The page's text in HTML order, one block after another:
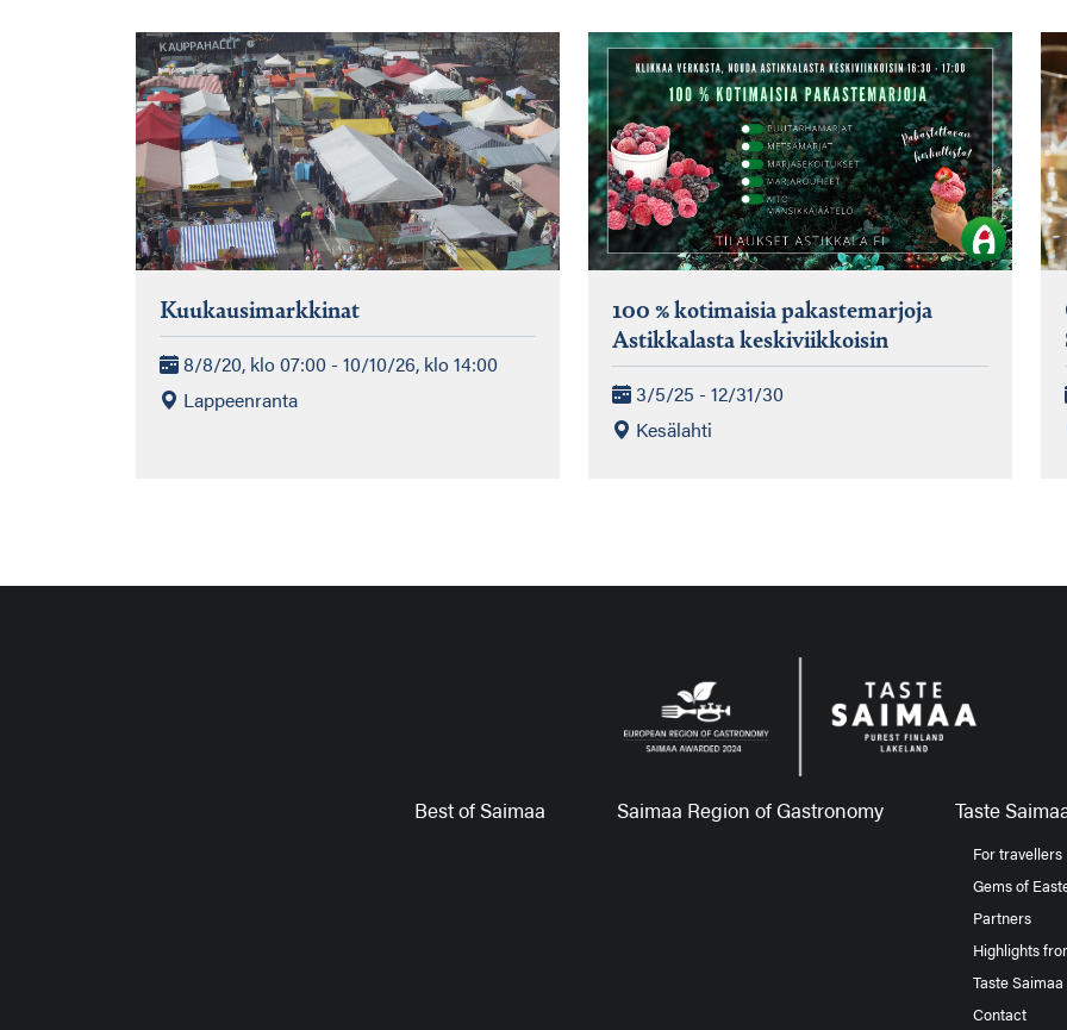
Kuukausimarkkinat
8/8/20, klo 07:00 - 10/10/26, klo 14:00
Lappeenranta
100 % kotimaisia pakastemarjoja
Astikkalasta keskiviikkoisin
3/5/25 - 12/31/30
Kesälahti
Best of Saimaa Saimaa Region of Gastronomy Taste
For travellers
Gems of
Partners
Highlights
Taste Saimaa
Contact